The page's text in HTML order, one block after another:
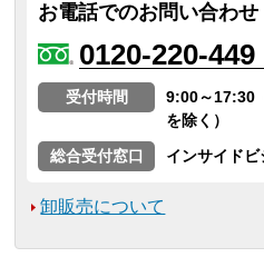
お電話でのお問い合わせ
0120-220-449
受付時間
9:00～17:30
を除く）
総合受付窓口
インサイド
卸販売について